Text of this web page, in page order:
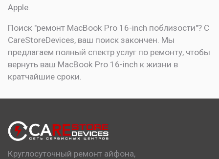
Apple.
Поиск "ремонт MacBook Pro 16-inch поблизости"? С
CareStoreDevices, ваш поиск закончен. Мы
предлагаем полный спектр услуг по ремонту, чтобы
вернуть ваш MacBook Pro 16-inch к жизни в
кратчайшие сроки.
Круглосуточный ремонт айфона,